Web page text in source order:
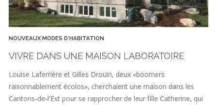
NOUVEAUX MODES D'HABITATION
VIVRE DANS UNE MAISON LABORATOIRE
Louise Laferrière et Gilles Drouin, deux «boomers
raisonnablement écolos», cherchaient une maison dans les
Cantons-de-l'Est pour se rapprocher de leur fille Catherine, qui